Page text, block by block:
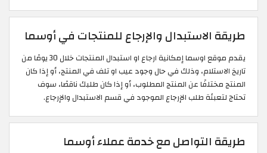
طريقة الاستبدال والإرجاع للمنتجات في أوسما
يقدم موقع اوسما إمكانية ارجاع او استبدال المنتجات خلال 30 يومًا من
تاريخ الاستلام، وذلك في حال وجود عيب او تلف في المنتج، أو إذا كان
المنتج مختلفًا عن المنتج المطلوب، أو إذا كان طلبك ناقصًا، سوف
تحتاج لتعبئة طلب الإرجاع الموجود في قسم الاستبدال والإرجاع.
طريقة التواصل مع خدمة عملاء أوسما